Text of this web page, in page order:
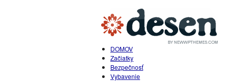
DOMOV
Začiatky
Bezpečnosť
Vybavenie